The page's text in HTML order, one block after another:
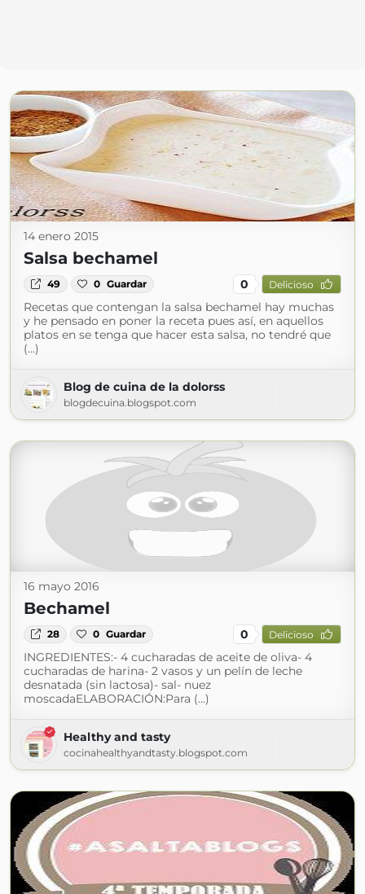
14 enero 2015
Salsa bechamel
49 0 Guardar 0 Delicioso
Recetas que contengan la salsa bechamel hay muchas
y he pensado en poner la receta pues así, en aquellos
platos en se tenga que hacer esta salsa, no tendré que
(...)
Blog de cuina de la dolorss
blogdecuina.blogspot.com
16 mayo 2016
Bechamel
28 0 Guardar 0 Delicioso
INGREDIENTES:- 4 cucharadas de aceite de oliva- 4
cucharadas de harina- 2 vasos y un pelín de leche
desnatada (sin lactosa)- sal- nuez
moscadaELABORACIÓN:Para (...)
Healthy and tasty
cocinahealthyandtasty.blogspot.com